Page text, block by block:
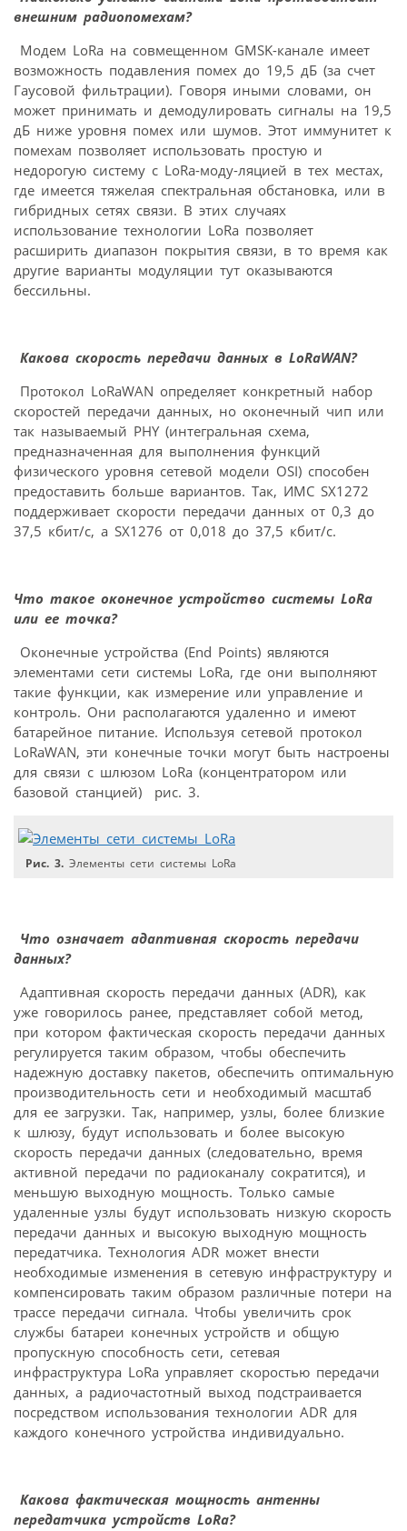
внешним радиопомехам?
Модем LoRa на совмещенном GMSK-канале имеет
возможность подавления помех до 19,5 дБ (за счет
Гаусовой фильтрации). Говоря иными словами, он
может принимать и демодулировать сигналы на 19,5
дБ ниже уровня помех или шумов. Этот иммунитет к
помехам позволяет использовать простую и
недорогую систему с LoRa-моду-ляцией в тех местах,
где имеется тяжелая спектральная обстановка, или в
гибридных сетях связи. В этих случаях
использование технологии LoRa позволяет
расширить диапазон покрытия связи, в то время как
другие варианты модуляции тут оказываются
бессильны.
Какова скорость передачи данных в LoRaWAN?
Протокол LoRaWAN определяет конкретный набор
скоростей передачи данных, но оконечный чип или
так называемый PHY (интегральная схема,
предназначенная для выполнения функций
физического уровня сетевой модели OSI) способен
предоставить больше вариантов. Так, ИМС SX1272
поддерживает скорости передачи данных от 0,3 до
37,5 кбит/с, а SX1276 от 0,018 до 37,5 кбит/с.
Что такое оконечное устройство системы LoRa
или ее точка?
Оконечные устройства (Еnd Points) являются
элементами сети системы LoRa, где они выполняют
такие функции, как измерение или управление и
контроль. Они располагаются удаленно и имеют
батарейное питание. Используя сетевой протокол
LoRaWAN, эти конечные точки могут быть настроены
для связи с шлюзом LoRa (концентратором или
базовой станцией) рис. 3.
Рис. 3. Элементы сети системы LoRa
Что означает адаптивная скорость передачи
данных?
Адаптивная скорость передачи данных (ADR), как
уже говорилось ранее, представляет собой метод,
при котором фактическая скорость передачи данных
регулируется таким образом, чтобы обеспечить
надежную доставку пакетов, обеспечить оптимальную
производительность сети и необходимый масштаб
для ее загрузки. Так, например, узлы, более близкие
к шлюзу, будут использовать и более высокую
скорость передачи данных (следовательно, время
активной передачи по радиоканалу сократится), и
меньшую выходную мощность. Только самые
удаленные узлы будут использовать низкую скорость
передачи данных и высокую выходную мощность
передатчика. Технология ADR может внести
необходимые изменения в сетевую инфраструктуру и
компенсировать таким образом различные потери на
трассе передачи сигнала. Чтобы увеличить срок
службы батареи конечных устройств и общую
пропускную способность сети, сетевая
инфраструктура LoRa управляет скоростью передачи
данных, а радиочастотный выход подстраивается
посредством использования технологии ADR для
каждого конечного устройства индивидуально.
Какова фактическая мощность антенны
передатчика устройств LoRa?